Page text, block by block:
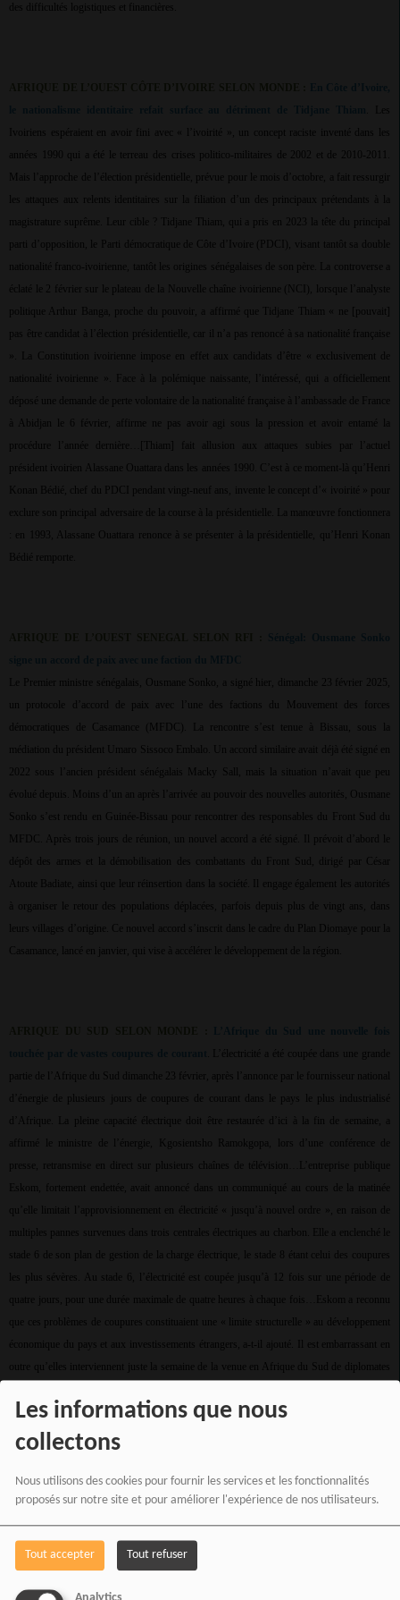
Les informations que nous
collectons
Nous utilisons des cookies pour fournir les services et les fonctionnalités
proposés sur notre site et pour améliorer l'expérience de nos utilisateurs.
Tout accepter Tout refuser
des difficultés logistiques et financières.
Ivoiriens espéraient en avoir fini avec « l’ivoirité », un concept raciste inventé dans les
années 1990 qui a été le terreau des crises politico-militaires de 2002 et de 2010-2011.
Mais l’approche de l’élection présidentielle, prévue pour le mois d’octobre, a fait ressurgir
les attaques aux relents identitaires sur la filiation d’un des principaux prétendants à la
magistrature suprême. Leur cible ? Tidjane Thiam, qui a pris en 2023 la tête du principal
parti d’opposition, le Parti démocratique de Côte d’Ivoire (PDCI), visant tantôt sa double
nationalité franco-ivoirienne, tantôt les origines sénégalaises de son père. La controverse a
éclaté le 2 février sur le plateau de la Nouvelle chaîne ivoirienne (NCI), lorsque l’analyste
politique Arthur Banga, proche du pouvoir, a affirmé que Tidjane Thiam « ne [pouvait]
pas être candidat à l’élection présidentielle, car il n’a pas renoncé à sa nationalité française
». La Constitution ivoirienne impose en effet aux candidats d’être « exclusivement de
nationalité ivoirienne ». Face à la polémique naissante, l’intéressé, qui a officiellement
déposé une demande de perte volontaire de la nationalité française à l’ambassade de France
à Abidjan le 6 février, affirme ne pas avoir agi sous la pression et avoir entamé la
procédure l’année dernière…[Thiam] fait allusion aux attaques subies par l’actuel
président ivoirien Alassane Ouattara dans les années 1990. C’est à ce moment-là qu’Henri
Konan Bédié, chef du PDCI pendant vingt-neuf ans, invente le concept d’« ivoirité » pour
exclure son principal adversaire de la course à la présidentielle. La manœuvre fonctionnera
: en 1993, Alassane Ouattara renonce à se présenter à la présidentielle, qu’Henri Konan
Bédié remporte.
Le Premier ministre sénégalais, Ousmane Sonko, a signé hier, dimanche 23 février 2025,
un protocole d’accord de paix avec l’une des factions du Mouvement des forces
démocratiques de Casamance (MFDC). La rencontre s’est tenue à Bissau, sous la
médiation du président Umaro Sissoco Embalo. Un accord similaire avait déjà été signé en
2022 sous l’ancien président sénégalais Macky Sall, mais la situation n’avait que peu
évolué depuis. Moins d’un an après l’arrivée au pouvoir des nouvelles autorités, Ousmane
Sonko s’est rendu en Guinée-Bissau pour rencontrer des responsables du Front Sud du
MFDC. Après trois jours de réunion, un nouvel accord a été signé. Il prévoit d’abord le
dépôt des armes et la démobilisation des combattants du Front Sud, dirigé par César
Atoute Badiate, ainsi que leur réinsertion dans la société. Il engage également les autorités
à organiser le retour des populations déplacées, parfois depuis plus de vingt ans, dans
leurs villages d’origine. Ce nouvel accord s’inscrit dans le cadre du Plan Diomaye pour la
Casamance, lancé en janvier, qui vise à accélérer le développement de la région.
. L’électricité a été coupée dans une grande
partie de l’Afrique du Sud dimanche 23 février, après l’annonce par le fournisseur national
d’énergie de plusieurs jours de coupures de courant dans le pays le plus industrialisé
d’Afrique. La pleine capacité électrique doit être restaurée d’ici à la fin de semaine, a
affirmé le ministre de l’énergie, Kgosientsho Ramokgopa, lors d’une conférence de
presse, retransmise en direct sur plusieurs chaînes de télévision…L’entreprise publique
Eskom, fortement endettée, avait annoncé dans un communiqué au cours de la matinée
qu’elle limitait l’approvisionnement en électricité « jusqu’à nouvel ordre », en raison de
multiples pannes survenues dans trois centrales électriques au charbon. Elle a enclenché le
stade 6 de son plan de gestion de la charge électrique, le stade 8 étant celui des coupures
les plus sévères. Au stade 6, l’électricité est coupée jusqu’à 12 fois sur une période de
quatre jours, pour une durée maximale de quatre heures à chaque fois…Eskom a reconnu
que ces problèmes de coupures constituaient une « limite structurelle » au développement
économique du pays et aux investissements étrangers, a-t-il ajouté. Il est embarrassant en
outre qu’elles interviennent juste la semaine de la venue en Afrique du Sud de diplomates
AFRIQUE CARAÏBES HAÏTI SELON RFI :